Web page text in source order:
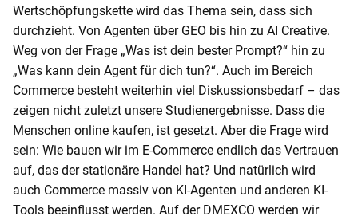
Wertschöpfungskette wird das Thema sein, dass sich
durchzieht. Von Agenten über GEO bis hin zu AI Creative.
Weg von der Frage „Was ist dein bester Prompt?“ hin zu
„Was kann dein Agent für dich tun?“. Auch im Bereich
Commerce besteht weiterhin viel Diskussionsbedarf – das
zeigen nicht zuletzt unsere Studienergebnisse. Dass die
Menschen online kaufen, ist gesetzt. Aber die Frage wird
sein: Wie bauen wir im E-Commerce endlich das Vertrauen
auf, das der stationäre Handel hat? Und natürlich wird
auch Commerce massiv von KI-Agenten und anderen KI-
Tools beeinflusst werden. Auf der DMEXCO werden wir